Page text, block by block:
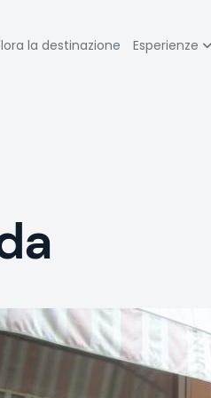
la destinazione Esperienze